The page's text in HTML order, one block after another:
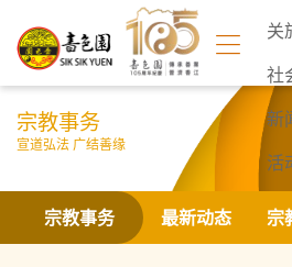
关
社
新
活
联
宗教事务
宣道弘法 广结善缘
宗教事务 最新动态 宗